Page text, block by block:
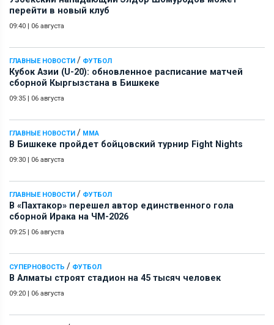
перейти в новый клуб
09:40 | 06 августа
ГЛАВНЫЕ НОВОСТИ / ФУТБОЛ
Кубок Азии (U-20): обновленное расписание матчей
сборной Кыргызстана в Бишкеке
09:35 | 06 августа
ГЛАВНЫЕ НОВОСТИ / ММА
В Бишкеке пройдет бойцовский турнир Fight Nights
09:30 | 06 августа
ГЛАВНЫЕ НОВОСТИ / ФУТБОЛ
В «Пахтакор» перешел автор единственного гола
сборной Ирака на ЧМ-2026
09:25 | 06 августа
СУПЕРНОВОСТЬ / ФУТБОЛ
В Алматы строят стадион на 45 тысяч человек
09:20 | 06 августа